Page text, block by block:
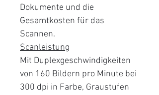
Dokumente und die
Gesamtkosten für das
Scannen.
Scanleistung
Mit Duplexgeschwindigkeiten
von 160 Bildern pro Minute bei
300 dpi in Farbe, Graustufen